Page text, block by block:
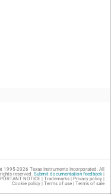
で、単一の3.0V～5.5V電源
の範囲のクロック信号を使
1995-2026 Texas Instruments Incorporated. All
rights reserved. Submit documentation feedback|
NOTICE | Trademarks| Privacy policy|
Cookie policy| Terms of use| Terms of sale